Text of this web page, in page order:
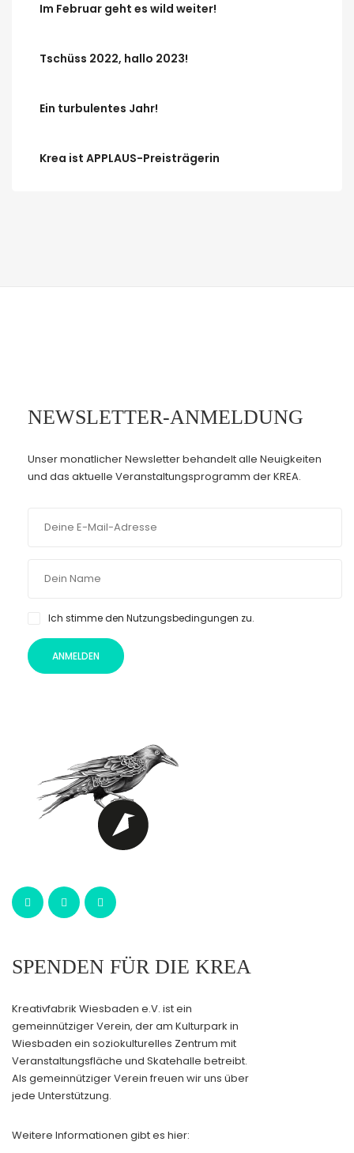
Im Februar geht es wild weiter!
Tschüss 2022, hallo 2023!
Ein turbulentes Jahr!
Krea ist APPLAUS-Preisträgerin
NEWSLETTER-ANMELDUNG
Unser monatlicher Newsletter behandelt alle Neuigkeiten
und das aktuelle Veranstaltungsprogramm der KREA.
Ich stimme den Nutzungsbedingungen zu.
ANMELDEN
SPENDEN FÜR DIE KREA
Kreativfabrik Wiesbaden e.V. ist ein
gemeinnütziger Verein, der am Kulturpark in
Wiesbaden ein soziokulturelles Zentrum mit
Veranstaltungsfläche und Skatehalle betreibt.
Als gemeinnütziger Verein freuen wir uns über
jede Unterstützung.
Weitere Informationen gibt es hier: